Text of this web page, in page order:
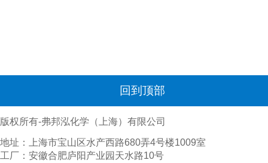
回到顶部
版权所有-弗邦泓化学（上海）有限公司
地址：上海市宝山区水产西路680弄4号楼1009室
工厂：安徽合肥庐阳产业园天水路10号